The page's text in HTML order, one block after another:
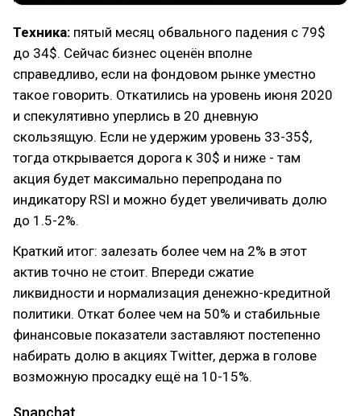
Техника: пятый месяц обвального падения с 79$
до 34$. Сейчас бизнес оценён вполне
справедливо, если на фондовом рынке уместно
такое говорить. Откатились на уровень июня 2020
и спекулятивно уперлись в 20 дневную
скользящую. Если не удержим уровень 33-35$,
тогда открывается дорога к 30$ и ниже - там
акция будет максимально перепродана по
индикатору RSI и можно будет увеличивать долю
до 1.5-2%.
Краткий итог: залезать более чем на 2% в этот
актив точно не стоит. Впереди сжатие
ликвидности и нормализация денежно-кредитной
политики. Откат более чем на 50% и стабильные
финансовые показатели заставляют постепенно
набирать долю в акциях Twitter, держа в голове
возможную просадку ещё на 10-15%.
Snapchat